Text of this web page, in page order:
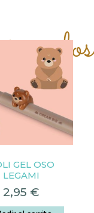
GEL OSO
LEGAMI
2,95 €